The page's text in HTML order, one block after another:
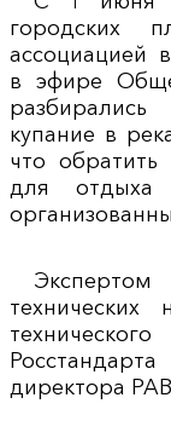
городских
ассоциацией
в эфире
разбирались
купание в
что
для
технических
директора